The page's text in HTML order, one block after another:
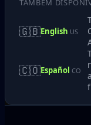
TAMBÉM
🇬🇧English US
🇨🇴Español CO